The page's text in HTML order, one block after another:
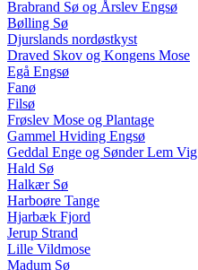
Brabrand Sø og Årslev Engsø
Bølling Sø
Djurslands nordøstkyst
Draved Skov og Kongens Mose
Egå Engsø
Fanø
Filsø
Frøslev Mose og Plantage
Gammel Hviding Engsø
Geddal Enge og Sønder Lem Vig
Hald Sø
Halkær Sø
Harboøre Tange
Hjarbæk Fjord
Jerup Strand
Lille Vildmose
Madum Sø